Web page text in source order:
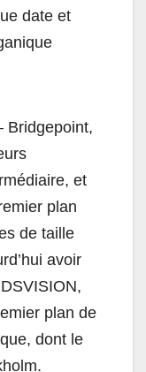
date et
Bridgepoint,
et
plan
de taille
avoir
plan de
dont le